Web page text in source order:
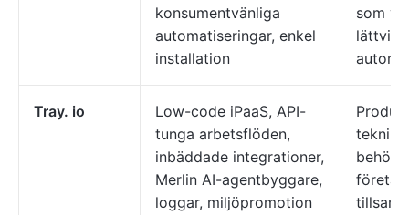
konsumentvänliga
automatiseringar, enkel
installation
som
Tray. io
Low-code iPaaS, API-
tunga arbetsflöden,
inbäddade integrationer,
Merlin AI-agentbyggare,
loggar, miljöpromotion